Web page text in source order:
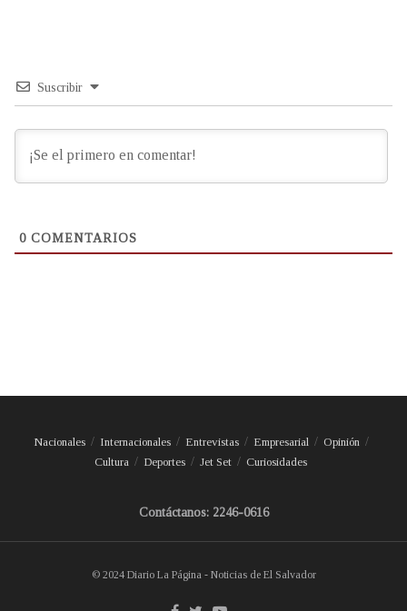
Suscribir
0 COMENTARIOS
Nacionales Internacionales Entrevistas Empresarial
Opinión
Cultura
Deportes Jet Set Curiosidades
Contáctanos: 2246-0616
© 2024 Diario La Página - Noticias de El Salvador